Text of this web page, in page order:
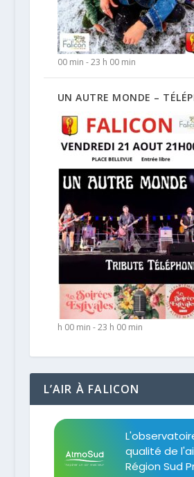
00 min -23 h 00 min
UN AUTRE MONDE –
h 00 min -23 h 00 min
L’AIR À FALICON